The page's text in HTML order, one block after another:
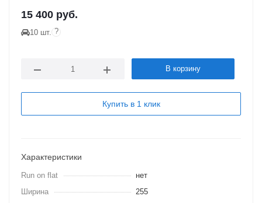
15 400 руб.
10 шт. ?
В корзину
Купить в 1 клик
Характеристики
Run on flat
нет
Ширина
255